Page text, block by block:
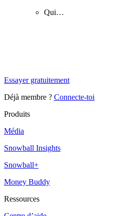
Qui…
Essayer gratuitement
Déjà membre ? Connecte-toi
Produits
Média
Snowball Insights
Snowball+
Money Buddy
Ressources